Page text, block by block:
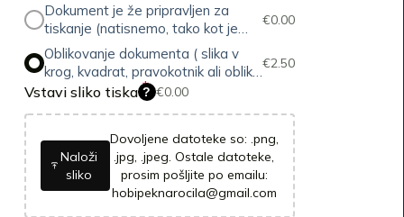
Dokument je že pripravljen za
tiskanje (natisnemo, tako kot je
poslano)
€0.00
Oblikovanje dokumenta ( slika v
krog, kvadrat, pravokotnik ali oblike
po meri, vstavljanje napisa itd.)
€2.50
Vstavi sliko tiska *
? €0.00
Naloži
sliko
Dovoljene datoteke so: .png,
.jpg, .jpeg. Ostale datoteke,
prosim pošljite po emailu:
hobipeknarocila@gmail.com